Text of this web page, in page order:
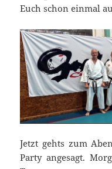
Euch schon einmal
Jetzt gehts zum
Party angesagt.